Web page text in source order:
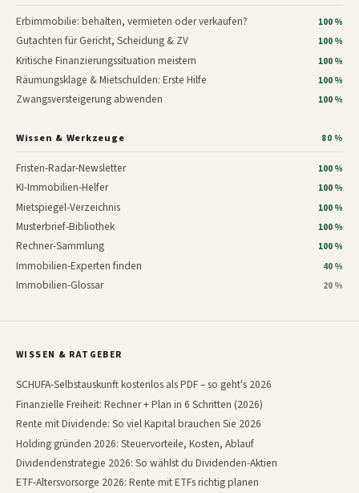
Erbimmobilie: behalten, vermieten oder verkaufen? 100 %
Gutachten für Gericht, Scheidung & ZV 100 %
Kritische Finanzierungssituation meistern 100 %
Räumungsklage & Mietschulden: Erste Hilfe 100 %
Zwangsversteigerung abwenden 100 %
Wissen & Werkzeuge 80 %
Fristen-Radar-Newsletter 100 %
KI-Immobilien-Helfer 100 %
Mietspiegel-Verzeichnis 100 %
Musterbrief-Bibliothek 100 %
Rechner-Sammlung 100 %
Immobilien-Experten finden 40 %
Immobilien-Glossar 20 %
WISSEN & RATGEBER
SCHUFA-Selbstauskunft kostenlos als PDF – so geht's 2026
Finanzielle Freiheit: Rechner + Plan in 6 Schritten (2026)
Rente mit Dividende: So viel Kapital brauchen Sie 2026
Holding gründen 2026: Steuervorteile, Kosten, Ablauf
Dividendenstrategie 2026: So wählst du Dividenden-Aktien
ETF-Altersvorsorge 2026: Rente mit ETFs richtig planen